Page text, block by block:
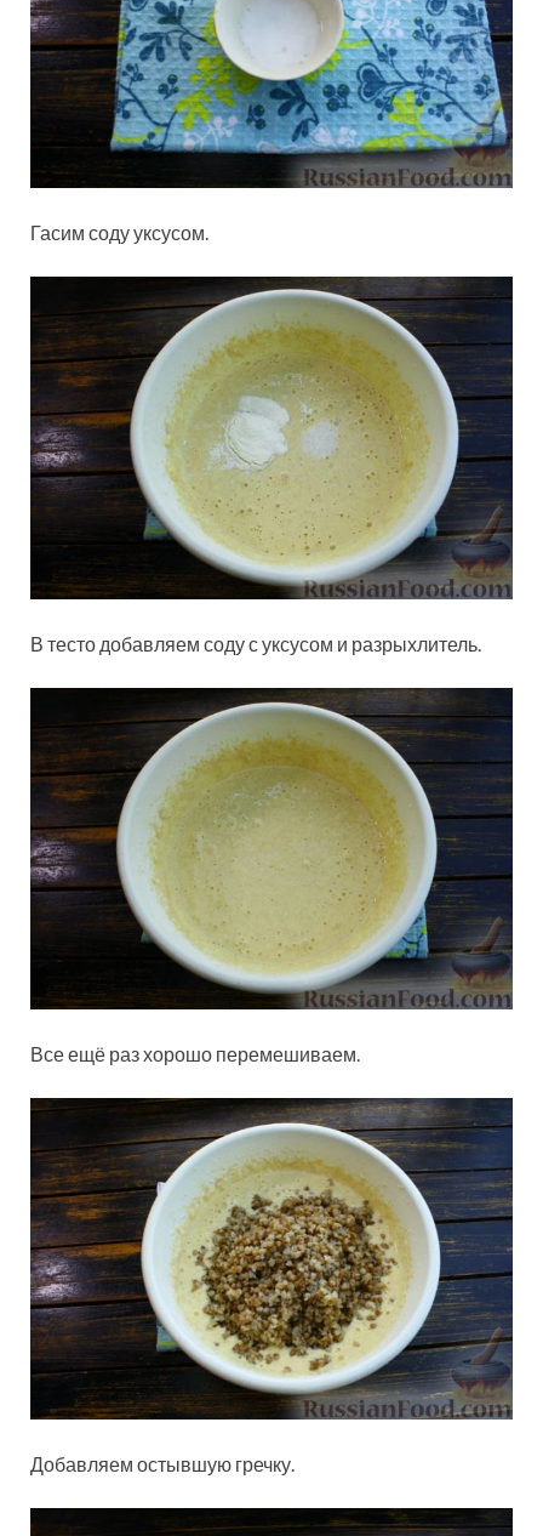
Гасим соду уксусом.
В тесто добавляем соду с уксусом и разрыхлитель.
Все ещё раз хорошо перемешиваем.
Добавляем остывшую гречку.